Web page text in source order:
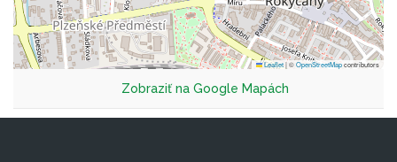
Leaflet|©OpenStreetMapcontributors
Zobraziť na Google Mapách